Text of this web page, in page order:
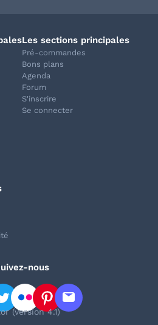
Les sections principales
Pré-commandes
Bons plans
Agenda
Forum
S'inscrire
Se connecter
nous
(version 4.1)